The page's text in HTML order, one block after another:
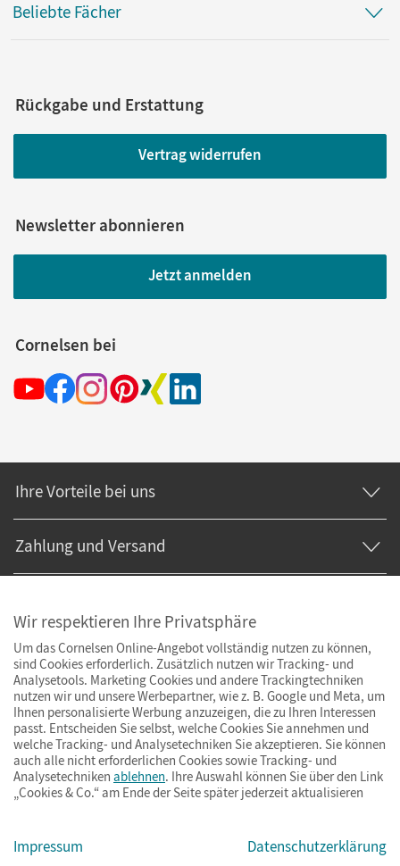
Beliebte Fächer
Rückgabe und Erstattung
Vertrag widerrufen
Newsletter abonnieren
Jetzt anmelden
Cornelsen bei
Ihre Vorteile bei uns
Zahlung und Versand
© Cornelsen Verlag 2026
ImpressumAGBDatenschutzBarrierefreiheitCookies & Co.
Wir respektieren Ihre Privatsphäre
Um das Cornelsen Online-Angebot vollständig nutzen zu können,
sind Cookies erforderlich. Zusätzlich nutzen wir Tracking- und
Analysetools. Marketing Cookies und andere Trackingtechniken
nutzen wir und unsere Werbepartner, wie z. B. Google und Meta, um
Ihnen personalisierte Werbung anzuzeigen, die zu Ihren Interessen
passt. Entscheiden Sie selbst, welche Cookies Sie annehmen und
welche Tracking- und Analysetechniken Sie akzeptieren. Sie können
auch alle nicht erforderlichen Cookies sowie Tracking- und
Analysetechniken ablehnen. Ihre Auswahl können Sie über den Link
„Cookies & Co.“ am Ende der Seite später jederzeit aktualisieren
Impressum Datenschutzerklärung